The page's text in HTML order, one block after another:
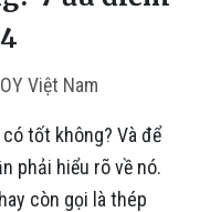
Việt Nam
tốt không? Và để
phải hiểu rõ về nó.
còn gọi là thép